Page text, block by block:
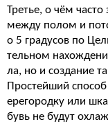
Третье, о чём
между полом и
о 5 градусов по
тельном
ла, но и создание
Простейший
ерегородку или
бувь не будут